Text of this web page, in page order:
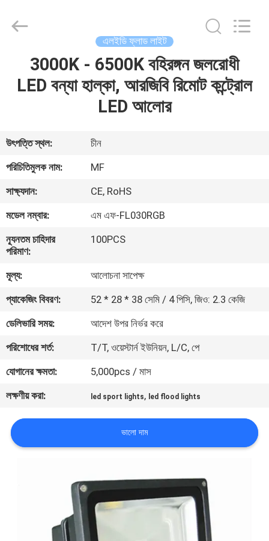
ভিডিও
সম্পর্কে
কারখানা
মান
নিয়ন্ত্রণ
করুন
উদ্ধৃতির
জন্য
Lighting
Co.,Ltd..
এলইডি ফ্লাড লাইট
3000K - 6500K বহিরঙ্গন জলরোধী
LED বন্যা হাল্কা, আরজিবি রিমোট কন্ট্রোল
LED আলোর
উৎপত্তি স্থল:
চীন
পরিচিতিমুলক নাম:
MF
সাক্ষ্যদান:
CE, RoHS
মডেল নম্বার:
এম এফ-FL030RGB
ন্যূনতম চাহিদার
পরিমাণ:
100PCS
মূল্য:
আলোচনা সাপেক্ষ
প্যাকেজিং বিবরণ:
52 * 28 * 38 সেমি / 4 পিসি, জিও: 2.3 কেজি
ডেলিভারি সময়:
আদেশ উপর নির্ভর করে
পরিশোধের শর্ত:
T/T, ওয়েস্টার্ন ইউনিয়ন, L/C, পে
যোগানের ক্ষমতা:
5,000pcs / মাস
লক্ষণীয় করা:
led sport lights, led flood lights
ভালো দাম